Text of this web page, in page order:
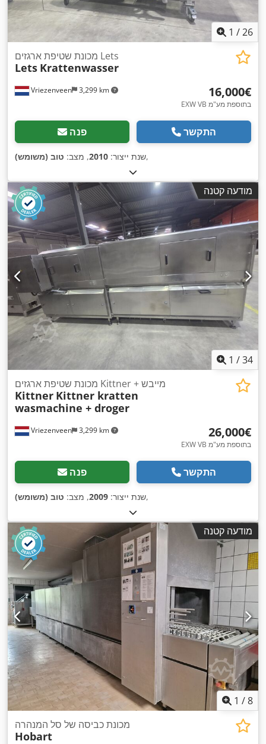
1 /26
Vriezenveen 3,299 km
מכונת שטיפת ארגזים Lets
Lets Krattenwasser
‏16,000 ‏€
EXW VB בתוספת מע"מ
פנה התקשר
שנת ייצור: 2010, מצב: טוב (משומש) ,
מודעה קטנה
1 /34
Vriezenveen 3,299 km
מכונת שטיפת ארגזים Kittner + מייבש
Kittner Kittner kratten
wasmachine + droger
‏26,000 ‏€
EXW VB בתוספת מע"מ
פנה התקשר
שנת ייצור: 2009, מצב: טוב (משומש) ,
מודעה קטנה
1 /8
מכונת כביסה של סל המנהרה
Hobart